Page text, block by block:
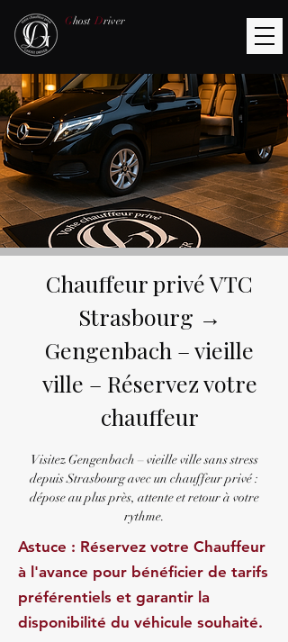
Ghost Driver
Chauffeur privé VTC
Strasbourg →
Gengenbach – vieille
ville – Réservez votre
chauffeur
Visitez Gengenbach – vieille ville sans stress
depuis Strasbourg avec un chauffeur privé :
dépose au plus près, attente et retour à votre
rythme.
Astuce : Réservez votre Chauffeur
à l'avance pour bénéficier de tarifs
préférentiels et garantir la
disponibilité du véhicule souhaité.